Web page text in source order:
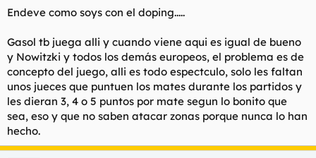
Endeve como soys con el doping.....
Gasol tb juega alli y cuando viene aqui es igual de bueno
y Nowitzki y todos los demás europeos, el problema es de
concepto del juego, alli es todo espectculo, solo les faltan
unos jueces que puntuen los mates durante los partidos y
les dieran 3, 4 o 5 puntos por mate segun lo bonito que
sea, eso y que no saben atacar zonas porque nunca lo han
hecho.